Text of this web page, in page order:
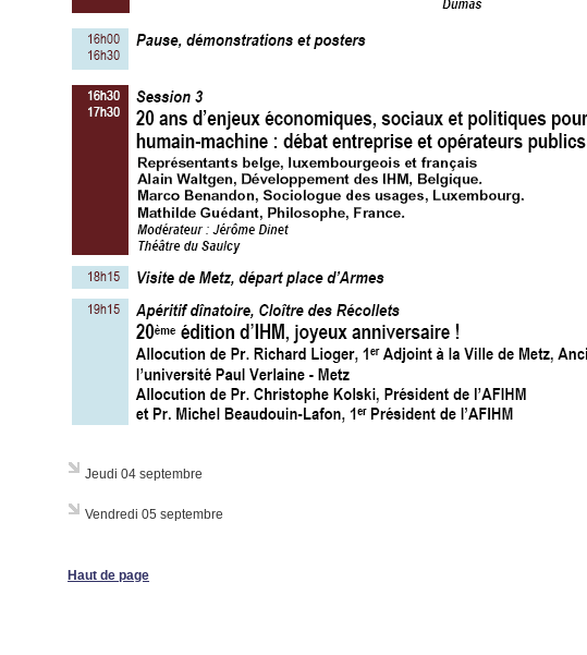
Jeudi 04 septembre
Vendredi 05 septembre
Haut de page